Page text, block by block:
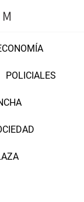
POLICIALES